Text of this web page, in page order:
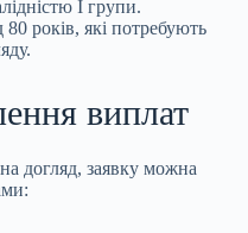
І групи.
років, які потребують
виплат
догляд, заявку можна